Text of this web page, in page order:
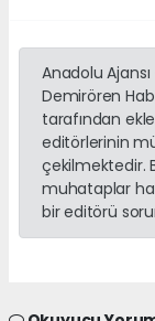
Anadolu
Demirören
tarafından
editörlerinin
çekilmektedir.
muhataplar
bir editörü